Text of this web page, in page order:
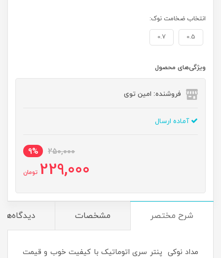
انتخاب ضخامت نوک:
0.5
0.7
ویژگی‌های محصول
فروشنده: امین توی
آماده ارسال
250,000
9%
229,000 تومان
شرح مختصر مشخصات دیدگاه‌ها
مداد نوکی پنتر سری اتوماتیک با کیفیت خوب و قیمت